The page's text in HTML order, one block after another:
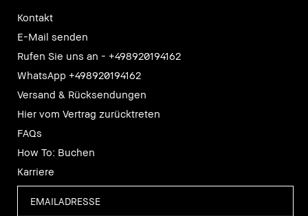
Kontakt
E-Mail senden
Rufen Sie uns an - +498920194162
WhatsApp +498920194162
Versand & Rücksendungen
Hier vom Vertrag zurücktreten
FAQs
How To: Buchen
Karriere